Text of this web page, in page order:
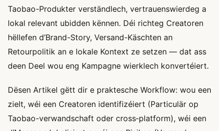
Taobao-Produkter verständlech, vertrauenswierdeg a
lokal relevant ubidden kënnen. Déi richteg Creatoren
hëllefen d’Brand-Story, Versand-Käschten an
Retourpolitik an e lokale Kontext ze setzen — dat ass
deen Deel wou eng Kampagne wierklech konvertéiert.
Dësen Artikel gëtt dir e praktesche Workflow: wou een
zielt, wéi een Creatoren identifizéiert (Particulär op
Taobao-verwandschaft oder cross‑platform), wéi een